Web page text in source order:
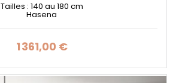
Tailles : 140 au 180 cm
Hasena
Prix
1 361,00 €